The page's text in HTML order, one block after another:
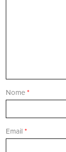
Nome *
Email *